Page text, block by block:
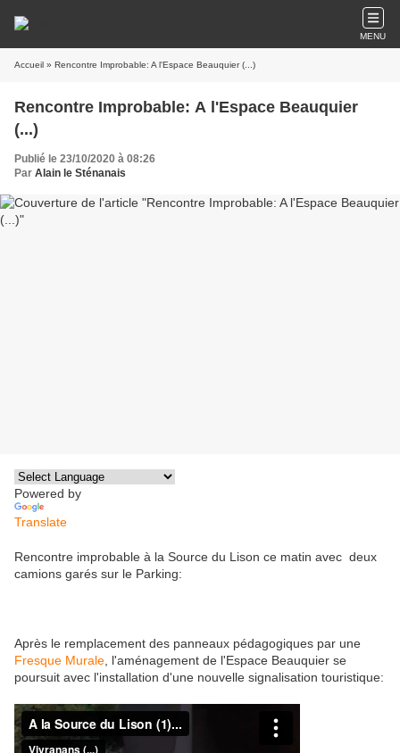
MENU
Accueil » Rencontre Improbable: A l'Espace Beauquier (...)
Rencontre Improbable: A l'Espace Beauquier
(...)
Publié le 23/10/2020 à 08:26
Par Alain le Sténanais
Powered by
Translate
Rencontre improbable à la Source du Lison ce matin avec deux
camions garés sur le Parking:
Après le remplacement des panneaux pédagogiques par une
Fresque Murale , l'aménagement de l'Espace Beauquier se
poursuit avec l'installation d'une nouvelle signalisation touristique: